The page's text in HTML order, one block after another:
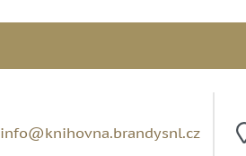
info@knihovna.brandysnl.cz